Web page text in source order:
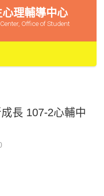
理輔導中心
Office of Student
長 107-2心輔中